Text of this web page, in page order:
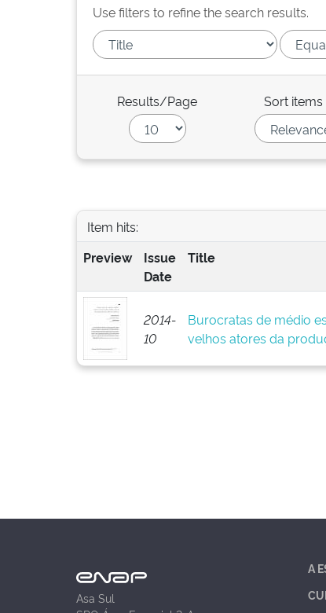
Use filters to refine the search results.
Results/Page Sort
Item hits:
Preview
Issue
Date
Title
2014-
10
Burocratas de médio
velhos atores da
Asa Sul
A